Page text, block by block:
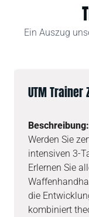
Ein Auszug
UTM
Beschreibung:
Werden Sie
intensiven 3-
Erlernen Sie
die
kombiniert